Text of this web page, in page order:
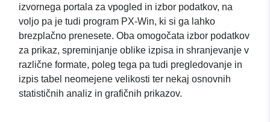
izvornega portala za vpogled in izbor podatkov, na
voljo pa je tudi program PX-Win, ki si ga lahko
brezplačno prenesete. Oba omogočata izbor podatkov
za prikaz, spreminjanje oblike izpisa in shranjevanje v
različne formate, poleg tega pa tudi pregledovanje in
izpis tabel neomejene velikosti ter nekaj osnovnih
statističnih analiz in grafičnih prikazov.